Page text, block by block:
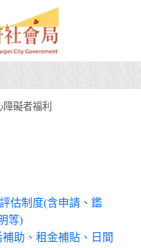
障礙者福利
估制度(含申請、鑑
等)
助、租金補貼、日間